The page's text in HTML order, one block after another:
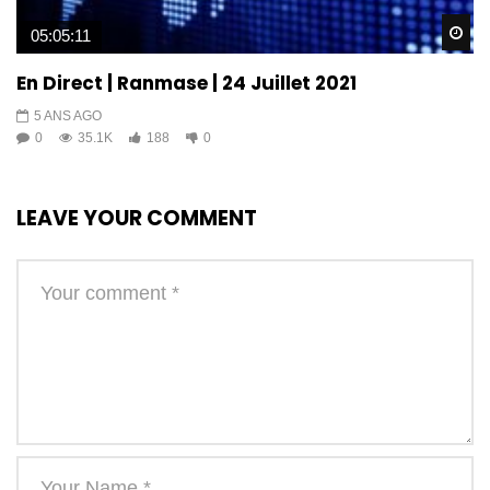
05:05:11
En Direct | Ranmase | 24 Juillet 2021
5 ANS AGO
0
35.1K 188 0
LEAVE YOUR COMMENT